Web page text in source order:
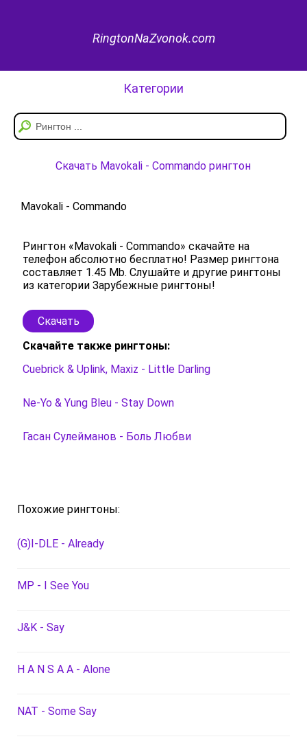
RingtonNaZvonok.com
Категории
Скачать Mavokali - Commando рингтон
Mavokali - Commando
Рингтон «Mavokali - Commando» скачайте на
телефон абсолютно бесплатно! Размер рингтона
составляет 1.45 Mb. Слушайте и другие рингтоны
из категории Зарубежные рингтоны!
Скачать
Скачайте также рингтоны:
Cuebrick & Uplink, Maxiz - Little Darling
Ne-Yo & Yung Bleu - Stay Down
Гасан Сулейманов - Боль Любви
Похожие рингтоны:
(G)I-DLE - Already
MP - I See You
J&K - Say
H A N S A A - Alone
NAT - Some Say